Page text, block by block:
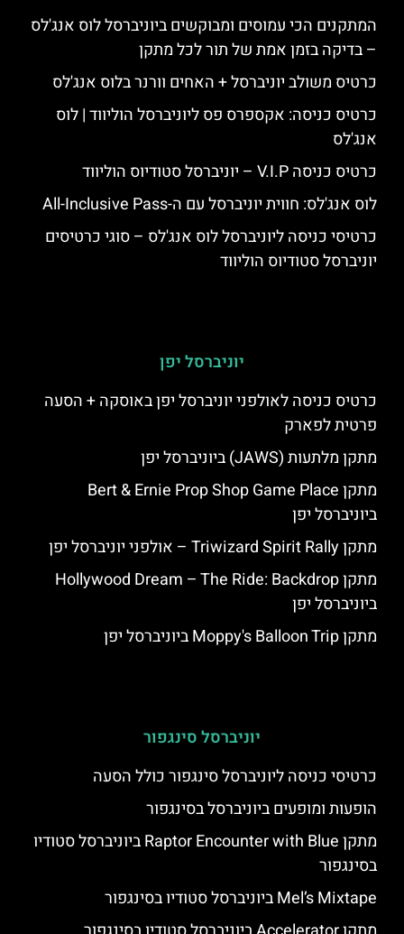
המתקנים הכי עמוסים ומבוקשים ביוניברסל לוס אנג'לס
– בדיקה בזמן אמת של תור לכל מתקן
כרטיס משולב יוניברסל + האחים וורנר בלוס אנג'לס
כרטיס כניסה: אקספרס פס ליוניברסל הוליווד | לוס
אנג'לס
כרטיס כניסה V.I.P – יוניברסל סטודיוס הוליווד
לוס אנג'לס: חווית יוניברסל עם ה-All-Inclusive Pass
כרטיסי כניסה ליוניברסל לוס אנג'לס – סוגי כרטיסים
יוניברסל סטודיוס הוליווד
יוניברסל יפן
כרטיס כניסה לאולפני יוניברסל יפן באוסקה + הסעה
פרטית לפארק
מתקן מלתעות (JAWS) ביוניברסל יפן
מתקן Bert & Ernie Prop Shop Game Place
ביוניברסל יפן
מתקן Triwizard Spirit Rally – אולפני יוניברסל יפן
מתקן Hollywood Dream – The Ride: Backdrop
ביוניברסל יפן
מתקן Moppy's Balloon Trip ביוניברסל יפן
יוניברסל סינגפור
כרטיסי כניסה ליוניברסל סינגפור כולל הסעה
הופעות ומופעים ביוניברסל בסינגפור
מתקן Raptor Encounter with Blue ביוניברסל סטודיו
בסינגפור
Mel’s Mixtape ביוניברסל סטודיו בסינגפור